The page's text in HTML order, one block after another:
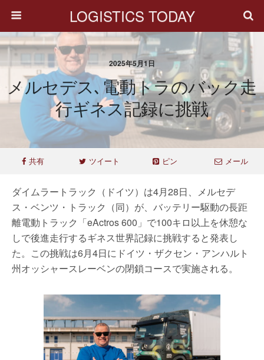
LOGISTICS TODAY
2025年5月1日
メルセデス､電動トラのバック走
行ギネス記録に挑戦
共有 ツイート ピン メール
ダイムラートラック（ドイツ）は4月28日、メルセデ
ス・ベンツ・トラック（同）が、バッテリー駆動の長距
離電動トラック「eActros 600」で100キロ以上を休憩な
しで後進走行するギネス世界記録に挑戦すると発表し
た。この挑戦は6月4日にドイツ・ザクセン・アンハルト
州オッシャースレーベンの閉鎖コースで実施される。